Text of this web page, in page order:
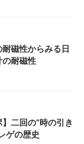
磁性からみる日
の耐磁性
】二回の”時の引き
ゲの歴史